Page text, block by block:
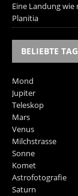
Eine Landung
Planitia
BELIEBTE
Mond
Jupiter
Teleskop
Mars
Venus
Milchstrasse
Sonne
Komet
Astrofotografie
Saturn